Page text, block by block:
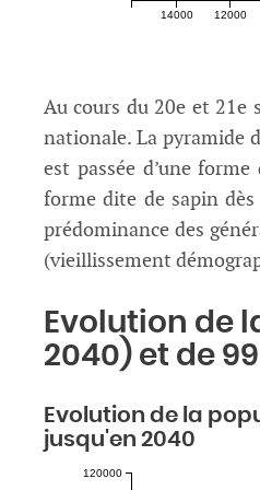
14000 12000
Au cours du 20e et 21e
nationale. La pyramide
est passée d’une
forme dite de sapin
prédominance des
(vieillissement
Evolution de
2040) et de
Evolution de la
jusqu'en 2040
120000